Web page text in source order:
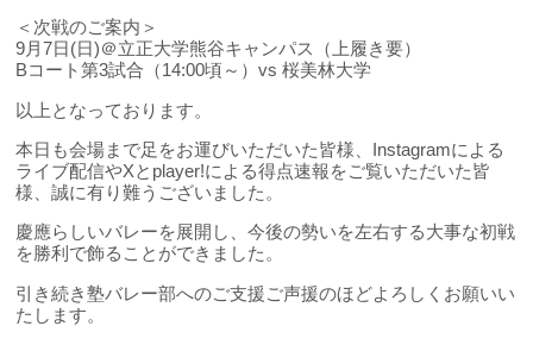
＜次戦のご案内＞
9月7日(日)＠立正大学熊谷キャンパス（上履き要）
Bコート第3試合（14:00頃～）vs 桜美林大学
以上となっております。
本日も会場まで足をお運びいただいた皆様、Instagramによる
ライブ配信やXとplayer!による得点速報をご覧いただいた皆
様、誠に有り難うございました。
慶應らしいバレーを展開し、今後の勢いを左右する大事な初戦
を勝利で飾ることができました。
引き続き塾バレー部へのご支援ご声援のほどよろしくお願いい
たします。